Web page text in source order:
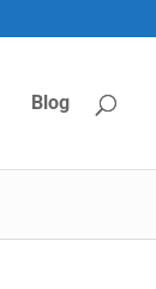
Blog